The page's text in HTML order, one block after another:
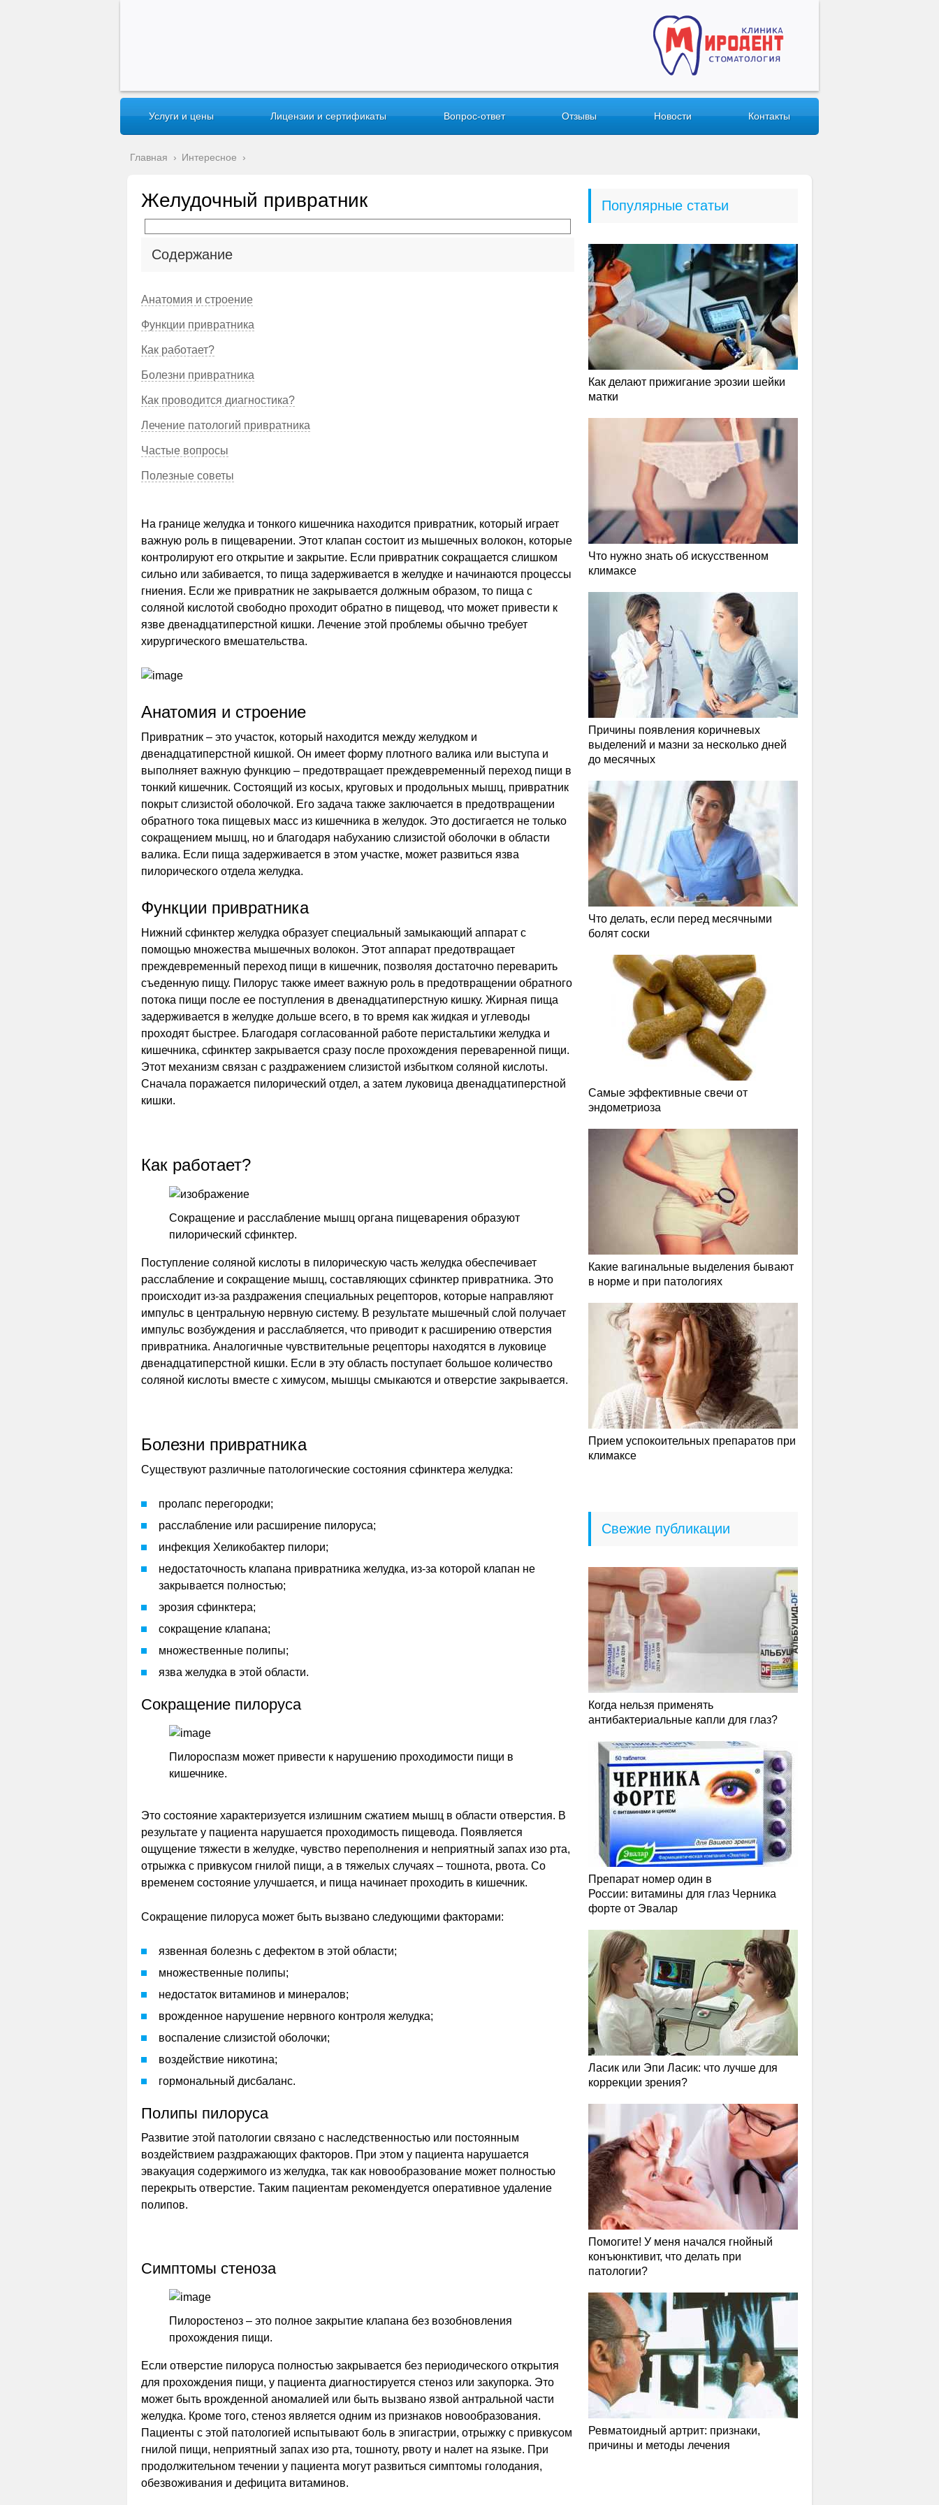
Услуги и цены Лицензии и сертификаты Вопрос-ответ Отзывы Новости Контакты
Главная › Интересное ›
Желудочный привратник
Содержание
Анатомия и строение
Функции привратника
Как работает?
Болезни привратника
Как проводится диагностика?
Лечение патологий привратника
Частые вопросы
Полезные советы
На границе желудка и тонкого кишечника находится привратник, который играет
важную роль в пищеварении. Этот клапан состоит из мышечных волокон, которые
контролируют его открытие и закрытие. Если привратник сокращается слишком
сильно или забивается, то пища задерживается в желудке и начинаются процессы
гниения. Если же привратник не закрывается должным образом, то пища с
соляной кислотой свободно проходит обратно в пищевод, что может привести к
язве двенадцатиперстной кишки. Лечение этой проблемы обычно требует
хирургического вмешательства.
Анатомия и строение
Привратник – это участок, который находится между желудком и
двенадцатиперстной кишкой. Он имеет форму плотного валика или выступа и
выполняет важную функцию – предотвращает преждевременный переход пищи в
тонкий кишечник. Состоящий из косых, круговых и продольных мышц, привратник
покрыт слизистой оболочкой. Его задача также заключается в предотвращении
обратного тока пищевых масс из кишечника в желудок. Это достигается не только
сокращением мышц, но и благодаря набуханию слизистой оболочки в области
валика. Если пища задерживается в этом участке, может развиться язва
пилорического отдела желудка.
Функции привратника
Нижний сфинктер желудка образует специальный замыкающий аппарат с
помощью множества мышечных волокон. Этот аппарат предотвращает
преждевременный переход пищи в кишечник, позволяя достаточно переварить
съеденную пищу. Пилорус также имеет важную роль в предотвращении обратного
потока пищи после ее поступления в двенадцатиперстную кишку. Жирная пища
задерживается в желудке дольше всего, в то время как жидкая и углеводы
проходят быстрее. Благодаря согласованной работе перистальтики желудка и
кишечника, сфинктер закрывается сразу после прохождения переваренной пищи.
Этот механизм связан с раздражением слизистой избытком соляной кислоты.
Сначала поражается пилорический отдел, а затем луковица двенадцатиперстной
кишки.
Как работает?
Сокращение и расслабление мышц органа пищеварения образуют
пилорический сфинктер.
Поступление соляной кислоты в пилорическую часть желудка обеспечивает
расслабление и сокращение мышц, составляющих сфинктер привратника. Это
происходит из-за раздражения специальных рецепторов, которые направляют
импульс в центральную нервную систему. В результате мышечный слой получает
импульс возбуждения и расслабляется, что приводит к расширению отверстия
привратника. Аналогичные чувствительные рецепторы находятся в луковице
двенадцатиперстной кишки. Если в эту область поступает большое количество
соляной кислоты вместе с химусом, мышцы смыкаются и отверстие закрывается.
Болезни привратника
Существуют различные патологические состояния сфинктера желудка:
пролапс перегородки;
расслабление или расширение пилоруса;
инфекция Хеликобактер пилори;
недостаточность клапана привратника желудка, из-за которой клапан не
закрывается полностью;
эрозия сфинктера;
сокращение клапана;
множественные полипы;
язва желудка в этой области.
Сокращение пилоруса
Пилороспазм может привести к нарушению проходимости пищи в
кишечнике.
Это состояние характеризуется излишним сжатием мышц в области отверстия. В
результате у пациента нарушается проходимость пищевода. Появляется
ощущение тяжести в желудке, чувство переполнения и неприятный запах изо рта,
отрыжка с привкусом гнилой пищи, а в тяжелых случаях – тошнота, рвота. Со
временем состояние улучшается, и пища начинает проходить в кишечник.
Сокращение пилоруса может быть вызвано следующими факторами:
язвенная болезнь с дефектом в этой области;
множественные полипы;
недостаток витаминов и минералов;
врожденное нарушение нервного контроля желудка;
воспаление слизистой оболочки;
воздействие никотина;
гормональный дисбаланс.
Полипы пилоруса
Развитие этой патологии связано с наследственностью или постоянным
воздействием раздражающих факторов. При этом у пациента нарушается
эвакуация содержимого из желудка, так как новообразование может полностью
перекрыть отверстие. Таким пациентам рекомендуется оперативное удаление
полипов.
Симптомы стеноза
Пилоростеноз – это полное закрытие клапана без возобновления
прохождения пищи.
Если отверстие пилоруса полностью закрывается без периодического открытия
для прохождения пищи, у пациента диагностируется стеноз или закупорка. Это
может быть врожденной аномалией или быть вызвано язвой антральной части
желудка. Кроме того, стеноз является одним из признаков новообразования.
Пациенты с этой патологией испытывают боль в эпигастрии, отрыжку с привкусом
гнилой пищи, неприятный запах изо рта, тошноту, рвоту и налет на языке. При
продолжительном течении у пациента могут развиться симптомы голодания,
обезвоживания и дефицита витаминов.
Популярные статьи
Как делают прижигание эрозии шейки
матки
Что нужно знать об искусственном
климаксе
Причины появления коричневых
выделений и мазни за несколько дней
до месячных
Что делать, если перед месячными
болят соски
Самые эффективные свечи от
эндометриоза
Какие вагинальные выделения бывают
в норме и при патологиях
Прием успокоительных препаратов при
климаксе
Свежие публикации
Когда нельзя применять
антибактериальные капли для глаз?
Препарат номер один в
России: витамины для глаз Черника
форте от Эвалар
Ласик или Эпи Ласик: что лучше для
коррекции зрения?
Помогите! У меня начался гнойный
конъюнктивит, что делать при
патологии?
Ревматоидный артрит: признаки,
причины и методы лечения